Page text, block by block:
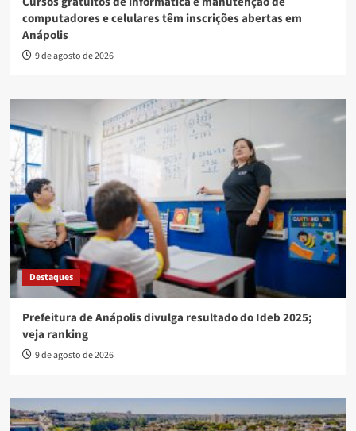
computadores e celulares têm inscrições abertas em
Anápolis
9 de agosto de 2026
Destaques
Prefeitura de Anápolis divulga resultado do Ideb 2025;
veja ranking
9 de agosto de 2026